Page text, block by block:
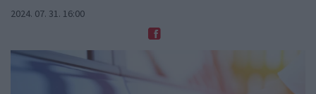
2024. 07. 31. 16:00